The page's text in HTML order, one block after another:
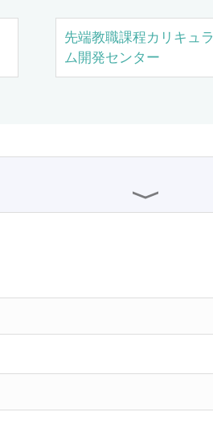
先端教職課程カリキュラ
ム開発センター